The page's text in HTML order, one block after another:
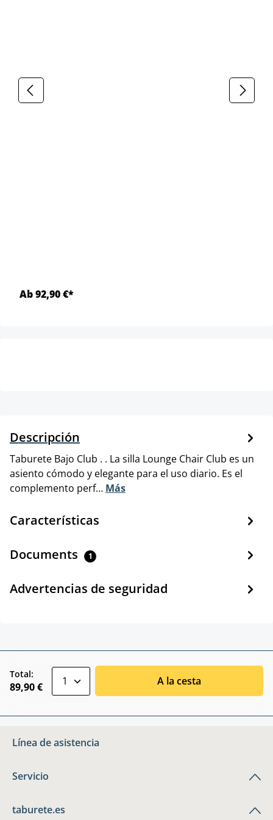
Ab 92,90 €*
Descripción
Taburete Bajo Club . . La silla Lounge Chair Club es un
asiento cómodo y elegante para el uso diario. Es el
complemento perf… Más
Características
Documents 1
Advertencias de seguridad
Total:
89,90 € A la cesta
Línea de asistencia
Servicio
taburete.es